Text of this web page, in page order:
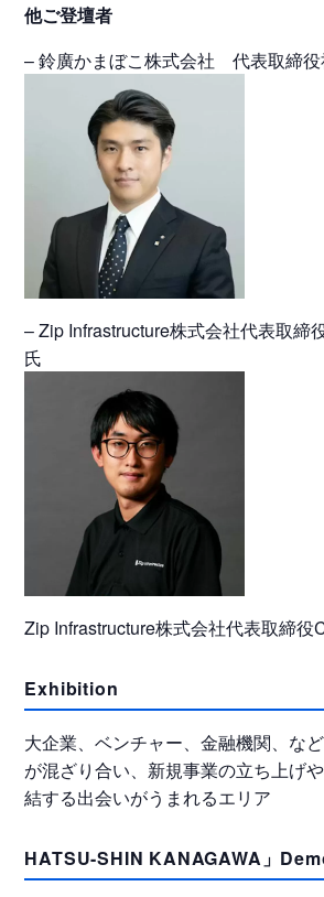
他ご登壇者
– 鈴廣かまぼこ株式会社 代表取締
– Zip Infrastructure株式会社代表取
氏
Zip Infrastructure株式会社代表取締役
Exhibition
大企業、ベンチャー、金融機関、な
が混ざり合い、新規事業の立ち上げ
結する出会いがうまれるエリア
HATSU-SHIN KANAGAWA」